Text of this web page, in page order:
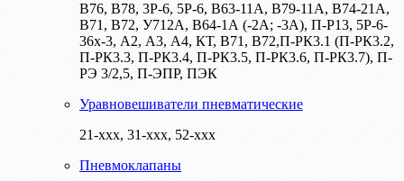
В76, В78, 3Р-6, 5Р-6, В63-11А, В79-11А, В74-21А,
В71, В72, У712А, В64-1А (-2А; -3А), П-Р13, 5Р-6-
36х-3, А2, А3, А4, КТ, В71, В72,П-РК3.1 (П-РК3.2,
П-РК3.3, П-РК3.4, П-РК3.5, П-РК3.6, П-РК3.7), П-
РЭ 3/2,5, П-ЭПР, ПЭК
Уравновешиватели пневматические
21-ххх, 31-ххх, 52-ххх
Пневмоклапаны